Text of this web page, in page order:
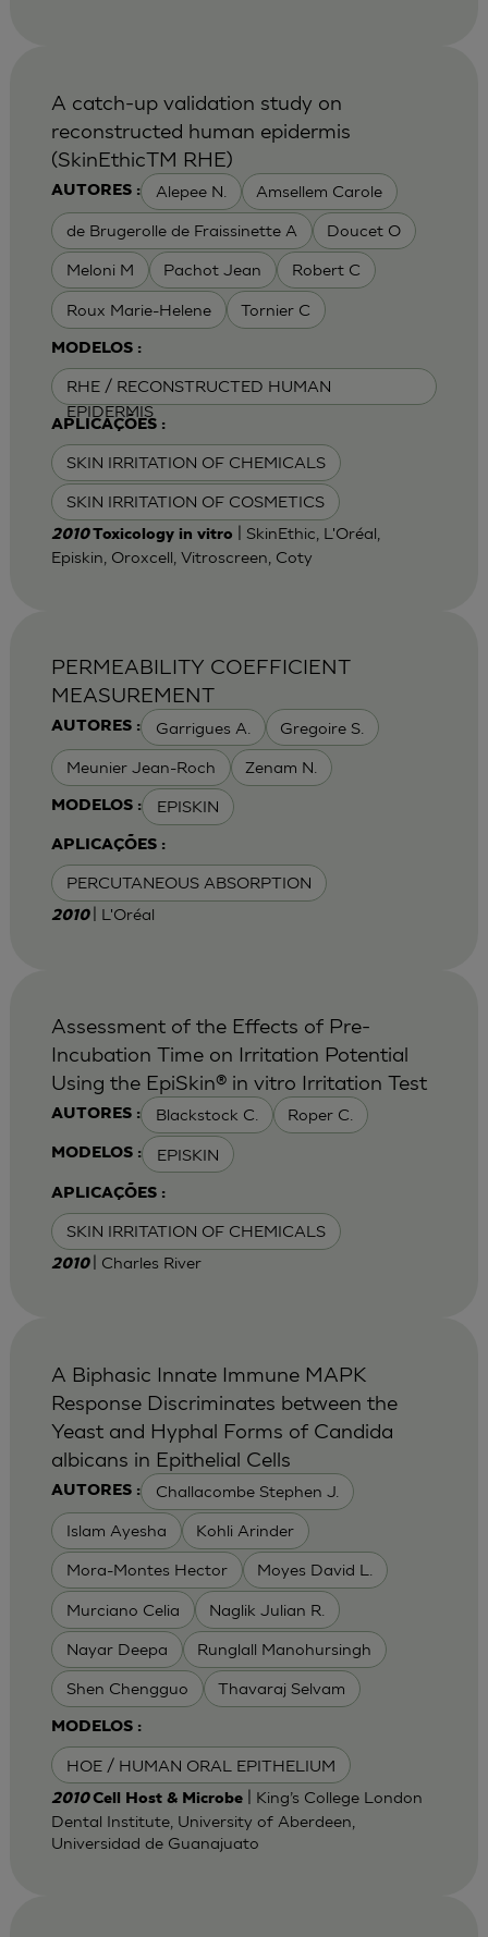
AUTORES : Alepee N. Amsellem Carole
de Brugerolle de Fraissinette A Doucet O
Meloni M Pachot Jean Robert C
Roux Marie-Helene Tornier C
MODELOS :
RHE / RECONSTRUCTED HUMAN
EPIDERMIS
APLICAÇÕES :
SKIN IRRITATION OF CHEMICALS
SKIN IRRITATION OF COSMETICS
A catch-up validation study on
reconstructed human epidermis
(SkinEthicTM RHE)
2010Toxicology in vitro
| SkinEthic, L'Oréal,
Episkin, Oroxcell, Vitroscreen, Coty
AUTORES : Garrigues A. Gregoire S.
Meunier Jean-Roch Zenam N.
MODELOS : EPISKIN
APLICAÇÕES :
PERCUTANEOUS ABSORPTION
PERMEABILITY COEFFICIENT
MEASUREMENT
2010 | L'Oréal
AUTORES : Blackstock C. Roper C.
MODELOS : EPISKIN
APLICAÇÕES :
SKIN IRRITATION OF CHEMICALS
Assessment of the Effects of Pre-
Incubation Time on Irritation Potential
Using the EpiSkin® in vitro Irritation Test
2010 | Charles River
AUTORES : Challacombe Stephen J.
Islam Ayesha Kohli Arinder
Mora-Montes Hector Moyes David L.
Murciano Celia Naglik Julian R.
Nayar Deepa Runglall Manohursingh
Shen Chengguo Thavaraj Selvam
MODELOS :
HOE / HUMAN ORAL EPITHELIUM
A Biphasic Innate Immune MAPK
Response Discriminates between the
Yeast and Hyphal Forms of Candida
albicans in Epithelial Cells
2010Cell Host & Microbe| King’s College London
Dental Institute, University of Aberdeen,
Universidad de Guanajuato